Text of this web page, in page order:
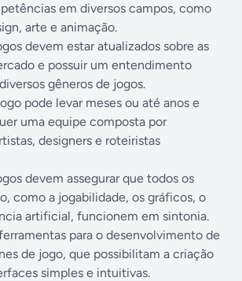
em diversos campos, como
arte e animação.
devem estar atualizados sobre as
e possuir um entendimento
gêneros de jogos.
pode levar meses ou até anos e
uma equipe composta por
designers e roteiristas
devem assegurar que todos os
como a jogabilidade, os gráficos, o
artificial, funcionem em sintonia.
para o desenvolvimento de
de jogo, que possibilitam a criação
simples e intuitivas.